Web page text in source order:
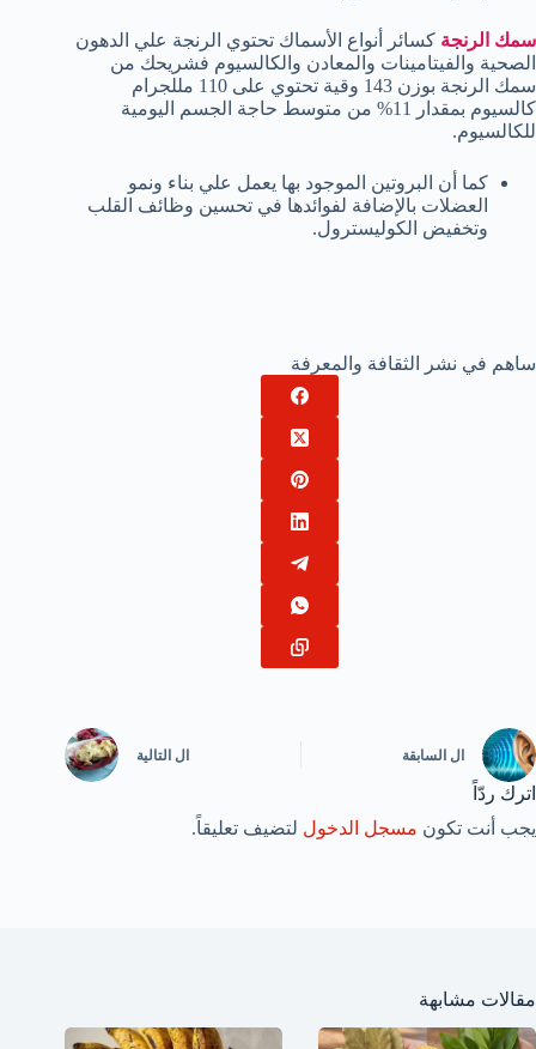
سمك الرنجة كسائر أنواع الأسماك تحتوي الرنجة علي الدهون
الصحية والفيتامينات والمعادن والكالسيوم فشريحك من
سمك الرنجة بوزن 143 وقية تحتوي على 110 مللجرام
كالسيوم بمقدار 11% من متوسط حاجة الجسم اليومية
للكالسيوم.
كما أن البروتين الموجود بها يعمل علي بناء ونمو
العضلات بالإضافة لفوائدها في تحسين وظائف القلب
وتخفيض الكوليسترول.
ساهم في نشر الثقافة والمعرفة
ال السابقة ال التالية
اترك ردّاً
يجب أنت تكون مسجل الدخول لتضيف تعليقاً.
مقالات مشابهة